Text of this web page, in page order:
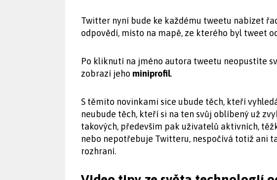
Twitter nyní bude ke každému tweetu nabízet
odpovědí, místo na mapě, ze kterého byl tweet
Po kliknutí na jméno autora tweetu neopustíte
zobrazí jeho miniprofil.
S těmito novinkami sice ubude těch, kteří
neubude těch, kteří si na ten svůj oblíbený už
takových, především pak uživatelů aktivních,
nebo nepotřebuje Twitteru, nespočívá totiž ani
rozhraní.